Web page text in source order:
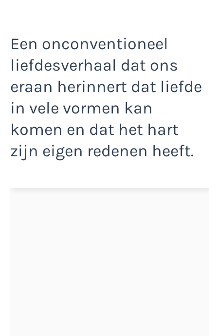
Een onconventioneel
liefdesverhaal dat ons
eraan herinnert dat liefde
in vele vormen kan
komen en dat het hart
zijn eigen redenen heeft.